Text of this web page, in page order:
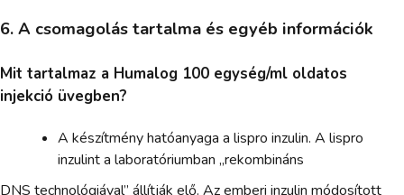
6. A csomagolás tartalma és egyéb információk
Mit tartalmaz a Humalog 100 egység/ml oldatos
injekció üvegben?
A készítmény hatóanyaga a lispro inzulin. A lispro
inzulint a laboratóriumban „rekombináns
DNS technológiával” állítják elő. Az emberi inzulin módosított